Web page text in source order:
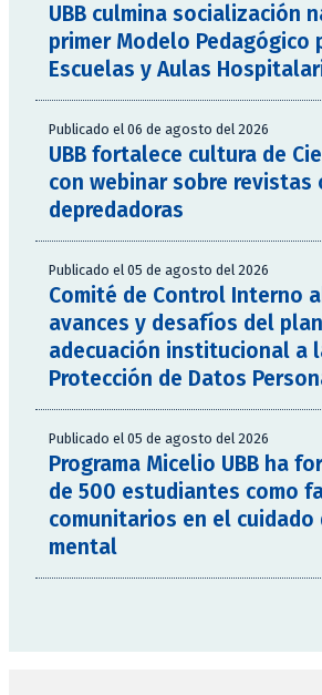
UBB culmina socialización
primer Modelo Pedagógico
Escuelas y Aulas
Publicado el 06 de agosto del 2026
UBB fortalece cultura de
con webinar sobre revistas
depredadoras
Publicado el 05 de agosto del 2026
Comité de Control Interno
avances y desafíos del
adecuación institucional a
Protección de Datos
Publicado el 05 de agosto del 2026
Programa Micelio UBB ha
de 500 estudiantes como
comunitarios en el cuidado
mental